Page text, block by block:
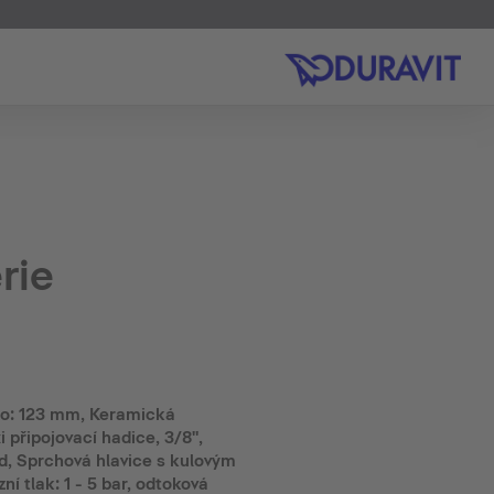
123 mm, Keramická
připojovací hadice, 3/8",
Sprchová hlavice s kulovým
tlak: 1 - 5 bar, odtoková